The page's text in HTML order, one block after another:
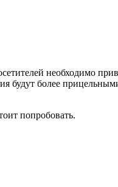
необходимо
будут более
попробовать.